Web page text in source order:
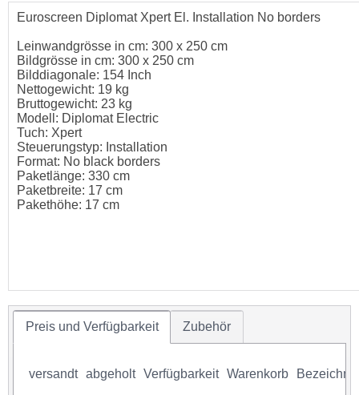
Euroscreen Diplomat Xpert El. Installation No borders
Leinwandgrösse in cm: 300 x 250 cm
Bildgrösse in cm: 300 x 250 cm
Bilddiagonale: 154 Inch
Nettogewicht: 19 kg
Bruttogewicht: 23 kg
Modell: Diplomat Electric
Tuch: Xpert
Steuerungstyp: Installation
Format: No black borders
Paketlänge: 330 cm
Paketbreite: 17 cm
Pakethöhe: 17 cm
Preis und Verfügbarkeit Zubehör
versandt abgeholt Verfügbarkeit Warenkorb